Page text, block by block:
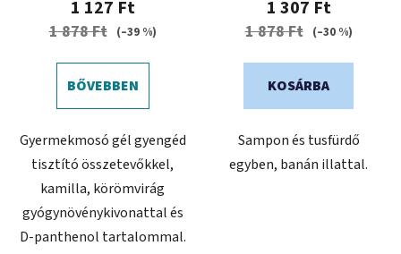
1 127 Ft
1 878 Ft (–39 %)
BŐVEBBEN
Gyermekmosó gél gyengéd
tisztító összetevőkkel,
kamilla, körömvirág
gyógynövénykivonattal és
D-panthenol tartalommal.
1 307 Ft
1 878 Ft (–30 %)
KOSÁRBA
Sampon és tusfürdő
egyben, banán illattal.